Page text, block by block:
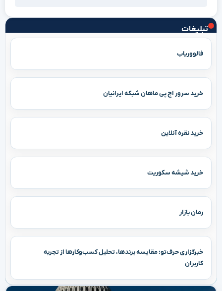
تبلیغات
فالووریاب
خرید سرور اچ پی ماهان شبکه ایرانیان
خرید نقره آنلاین
خرید شیشه سکوریت
رمان بازار
خبرگزاری حرف‌تو: مقایسه برندها، تحلیل کسب‌وکارها از تجربه
کاربران